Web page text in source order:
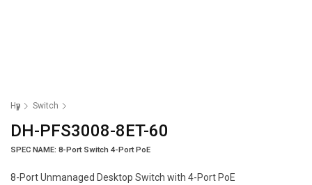
Нүүр Switch
DH-PFS3008-8ET-60
SPEC NAME: 8-Port Switch 4-Port PoE
8-Port Unmanaged Desktop Switch with 4-Port PoE